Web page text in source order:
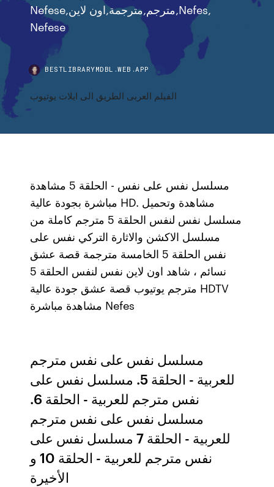
Nefese,مترجم,مترجمة,اون لاين,Nefes,
Nefese
BESTLIBRARYMDBL.WEB.APP
الفيلم العربى الطريق الى ايلات يوتيوب
مسلسل نفس على نفس - الحلقة 5 مشاهدة
مباشرة بجودة عالية HD. مشاهدة وتحميل
مسلسل نفس لنفس الحلقة 5 مترجم كاملة من
مسلسل الاكشن والاثارة التركي نفس على
نفس الحلقة 5 الخامسة مترجمة قصة عشق
نسائم ، شاهد اون لاين نفس لنفس الحلقة 5
مترجم يوتيوب قصة عشق جودة عالية HDTV
مشاهدة مباشرة Nefes
مسلسل نفس على نفس مترجم
للعربية - الحلقة 5. مسلسل نفس على
نفس مترجم للعربية - الحلقة 6.
مسلسل نفس على نفس مترجم
للعربية - الحلقة 7 مسلسل نفس على
نفس مترجم للعربية - الحلقة 10 و
الأخيرة